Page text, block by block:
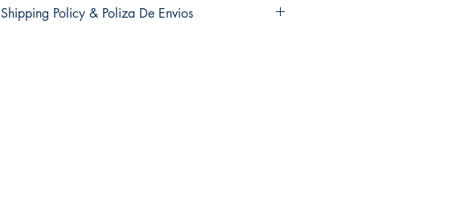
No hay devoluciones ni cambios en ninguno de mis
Shipping Policy & Poliza De Envios